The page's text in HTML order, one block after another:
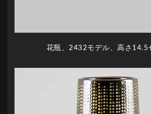
花瓶、2432モデル、高さ14.5